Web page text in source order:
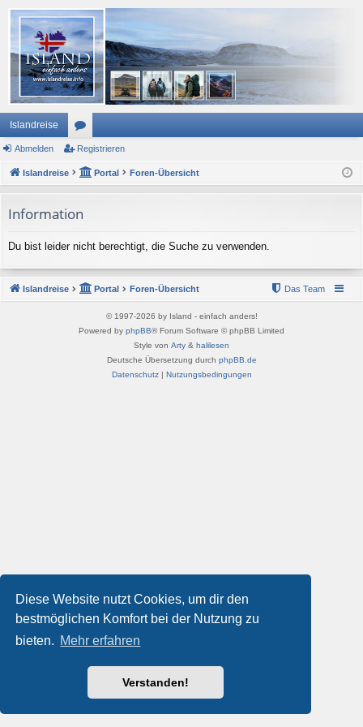
Diese Website nutzt Cookies, um dir den
bestmöglichen Komfort bei der Nutzung zu
bieten. Mehr erfahren
Verstanden!
Islandreise
or
en
Abmelden Registrieren
Islandreise Portal Foren-Übersicht
Information
Du bist leider nicht berechtigt, die Suche zu verwenden.
Islandreise Portal Foren-Übersicht Das Team
© 1997-2026 by Island - einfach anders!
Powered by phpBB® Forum Software © phpBB Limited
Style von Arty & halilesen
Deutsche Übersetzung durch phpBB.de
Datenschutz| Nutzungsbedingungen